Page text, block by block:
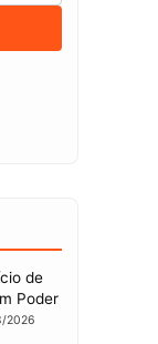
de
Poder
2026